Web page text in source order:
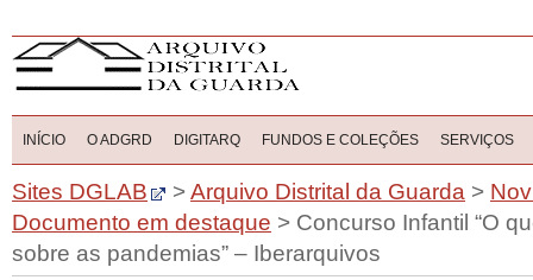
INÍCIO O ADGRD DIGITARQ FUNDOS E COLEÇÕES SERVIÇOS
Sites DGLAB >Arquivo Distrital da Guarda >
Documento em destaque > Concurso Infantil “O
sobre as pandemias” – Iberarquivos